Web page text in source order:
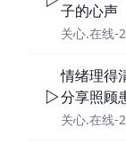
子的心声
关心.在线-
情绪理得
分享照顾
关心.在线-